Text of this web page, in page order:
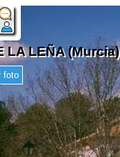
LA LEÑA (Murcia)
foto